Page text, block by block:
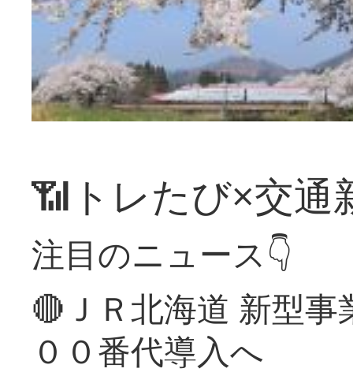
📶トレたび×交通
注目のニュース👇
🔴ＪＲ北海道 新型
００番代導入へ